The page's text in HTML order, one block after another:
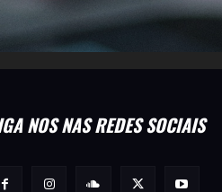
NOS NAS REDES SOCIAIS